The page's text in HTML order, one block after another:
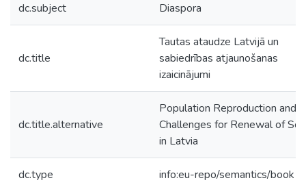
dc.subject Diaspora
dc.title
Tautas ataudze Latvijā un
sabiedrības atjaunošanas
izaicinājumi
dc.title.alternative
Population Reproduction and
Challenges for Renewal of
in Latvia
dc.type info:eu-repo/semantics/book